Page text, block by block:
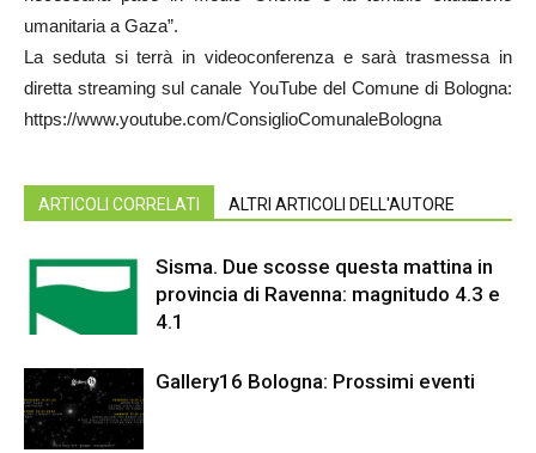
umanitaria a Gaza”.
La seduta si terrà in videoconferenza e sarà trasmessa in
diretta streaming sul canale YouTube del Comune di Bologna:
https://www.youtube.com/ConsiglioComunaleBologna
ARTICOLI CORRELATI ALTRI ARTICOLI DELL'AUTORE
Sisma. Due scosse questa mattina in
provincia di Ravenna: magnitudo 4.3 e
4.1
Gallery16 Bologna: Prossimi eventi